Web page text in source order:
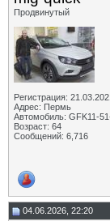
Продвинутый
Регистрация:
Адрес: Пермь
Автомобиль: GFK11-
Возраст: 64
Сообщений: 6,716
04.06.2026, 22:20